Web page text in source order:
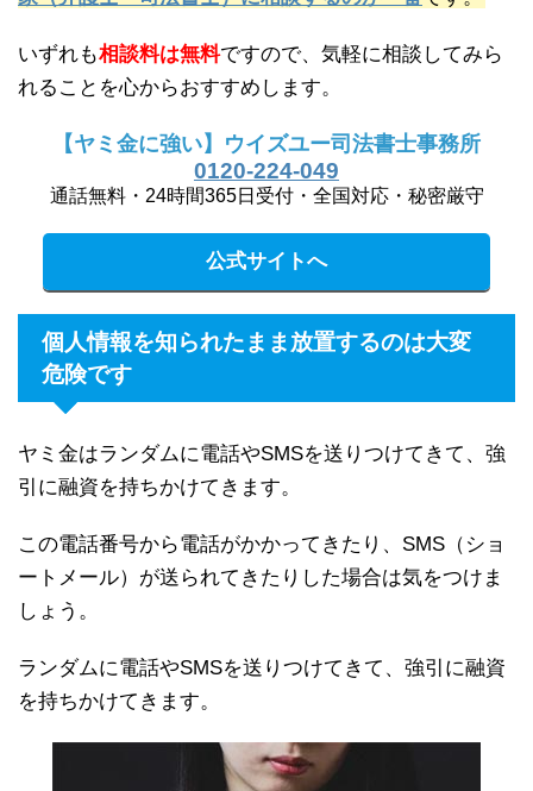
いずれも相談料は無料ですので、気軽に相談してみら
れることを心からおすすめします。
【ヤミ金に強い】ウイズユー司法書士事務所
0120-224-049
通話無料・24時間365日受付・全国対応・秘密厳守
公式サイトへ
個人情報を知られたまま放置するのは大変
危険です
ヤミ金はランダムに電話やSMSを送りつけてきて、強
引に融資を持ちかけてきます。
この電話番号から電話がかかってきたり、SMS（ショ
ートメール）が送られてきたりした場合は気をつけま
しょう。
ランダムに電話やSMSを送りつけてきて、強引に融資
を持ちかけてきます。